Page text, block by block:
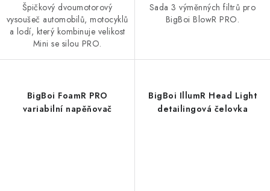
Špičkový dvoumotorový
vysoušeč automobilů, motocyklů
a lodí, který kombinuje velikost
Mini se silou PRO.
Sada 3 výměnných filtrů pro
BigBoi BlowR PRO.
BigBoi FoamR PRO
variabilní napěňovač
BigBoi IllumR Head Light
detailingová čelovka